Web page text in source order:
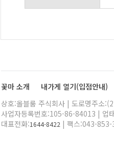
꽃마 소개 내가게 열기(입점안내)
상호:올블룸 주식회사 | 도로명주소
사업자등록번호:105-86-84013 | 업
대표전화:1644-8422 | 팩스:043-853-